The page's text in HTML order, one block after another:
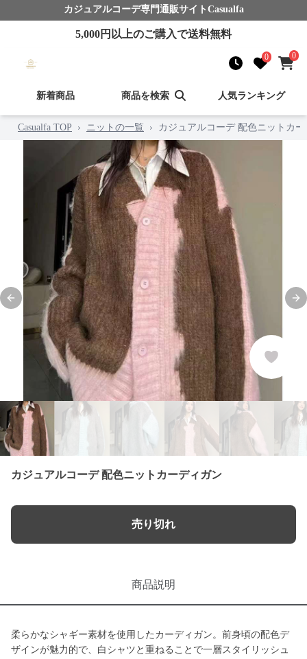
カジュアルコーデ専門通販サイト Casualfa
5,000円以上のご購入で送料無料
0 0
新着商品 商品を検索 人気ランキング
Casualfa TOP › ニットの一覧 › カジュアルコーデ 配色ニットカ
Previous slide
カジュアルコーデ 配色ニットカーディガン
売り切れ
商品説明
柔らかなシャギー素材を使用したカーディガン。前身頃の配色デ
ザインが魅力的で、白シャツと重ねることで一層スタイリッシュ